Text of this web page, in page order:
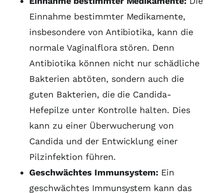
Einnahme bestimmter Medikamente,
insbesondere von Antibiotika, kann die
normale Vaginalflora stören. Denn
Antibiotika können nicht nur schädliche
Bakterien abtöten, sondern auch die
guten Bakterien, die die Candida-
Hefepilze unter Kontrolle halten. Dies
kann zu einer Überwucherung von
Candida und der Entwicklung einer
Pilzinfektion führen.
Geschwächtes Immunsystem: Ein
geschwächtes Immunsystem kann das